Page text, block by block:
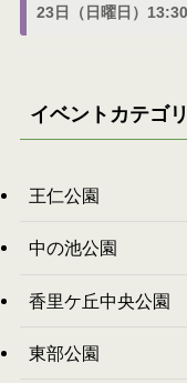
23日（日曜日）13:30
イベントカテゴ
王仁公園
中の池公園
香里ケ丘中央公園
東部公園